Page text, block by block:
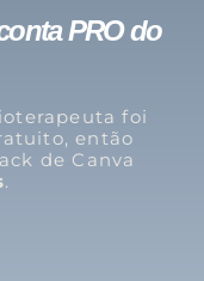
PRO do
foi
então
de Canva
.